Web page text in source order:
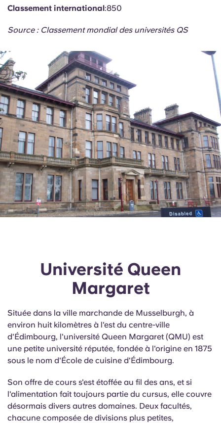
Classement international:850
Source : Classement mondial des universités QS
Université Queen
Margaret
Située dans la ville marchande de Musselburgh, à
environ huit kilomètres à l'est du centre-ville
d'Édimbourg, l'université Queen Margaret (QMU) est
une petite université réputée, fondée à l'origine en 1875
sous le nom d'École de cuisine d'Édimbourg.
Son offre de cours s'est étoffée au fil des ans, et si
l'alimentation fait toujours partie du cursus, elle couvre
désormais divers autres domaines. Deux facultés,
chacune composée de divisions plus petites,